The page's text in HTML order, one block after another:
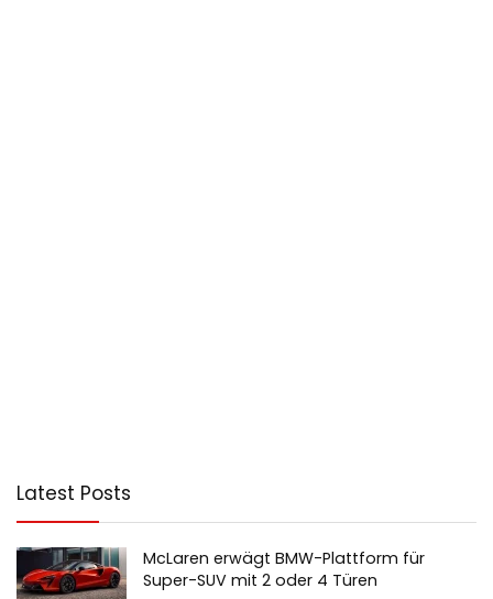
Latest Posts
McLaren erwägt BMW-Plattform für
Super-SUV mit 2 oder 4 Türen